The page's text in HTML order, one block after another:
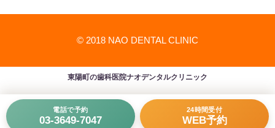
© 2018 NAO DENTAL CLINIC
東陽町の歯科医院ナオデンタルクリニック
電話で予約
03-3649-7047
24時間受付
WEB予約